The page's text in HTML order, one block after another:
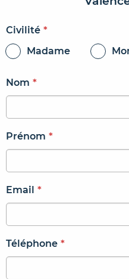
Civilité *
Madame
Nom *
Prénom *
Email *
Téléphone *